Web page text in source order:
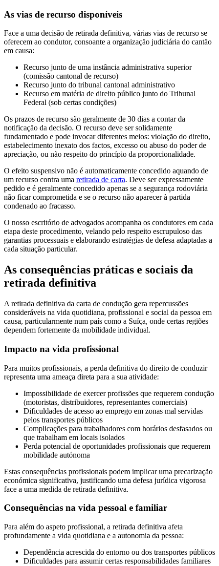
As vias de recurso disponíveis
Face a uma decisão de retirada definitiva, várias vias de recurso se
oferecem ao condutor, consoante a organização judiciária do cantão
em causa:
Recurso junto de uma instância administrativa superior
(comissão cantonal de recurso)
Recurso junto do tribunal cantonal administrativo
Recurso em matéria de direito público junto do Tribunal
Federal (sob certas condições)
Os prazos de recurso são geralmente de 30 dias a contar da
notificação da decisão. O recurso deve ser solidamente
fundamentado e pode invocar diferentes meios: violação do direito,
estabelecimento inexato dos factos, excesso ou abuso do poder de
apreciação, ou não respeito do princípio da proporcionalidade.
O efeito suspensivo não é automaticamente concedido aquando de
um recurso contra uma retirada de carta. Deve ser expressamente
pedido e é geralmente concedido apenas se a segurança rodoviária
não ficar comprometida e se o recurso não aparecer à partida
condenado ao fracasso.
O nosso escritório de advogados acompanha os condutores em cada
etapa deste procedimento, velando pelo respeito escrupuloso das
garantias processuais e elaborando estratégias de defesa adaptadas a
cada situação particular.
As consequências práticas e sociais da
retirada definitiva
A retirada definitiva da carta de condução gera repercussões
consideráveis na vida quotidiana, profissional e social da pessoa em
causa, particularmente num país como a Suíça, onde certas regiões
dependem fortemente da mobilidade individual.
Impacto na vida profissional
Para muitos profissionais, a perda definitiva do direito de conduzir
representa uma ameaça direta para a sua atividade:
Impossibilidade de exercer profissões que requerem condução
(motoristas, distribuidores, representantes comerciais)
Dificuldades de acesso ao emprego em zonas mal servidas
pelos transportes públicos
Complicações para trabalhadores com horários desfasados ou
que trabalham em locais isolados
Perda potencial de oportunidades profissionais que requerem
mobilidade autónoma
Estas consequências profissionais podem implicar uma precarização
económica significativa, justificando uma defesa jurídica vigorosa
face a uma medida de retirada definitiva.
Consequências na vida pessoal e familiar
Para além do aspeto profissional, a retirada definitiva afeta
profundamente a vida quotidiana e a autonomia da pessoa:
Dependência acrescida do entorno ou dos transportes públicos
Dificuldades para assumir certas responsabilidades familiares